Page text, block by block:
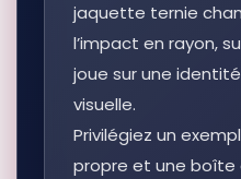
jaquette ternie
l’impact en rayon,
joue sur une
visuelle.
Privilégiez un
propre et une boîte